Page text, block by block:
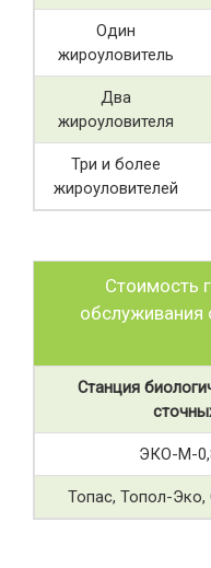
Один
жироуловитель
Два
жироуловителя
Три и более
жироуловителей
Стоимость
обслуживания
Станция
ЭКО-М-
Топас, Топол-